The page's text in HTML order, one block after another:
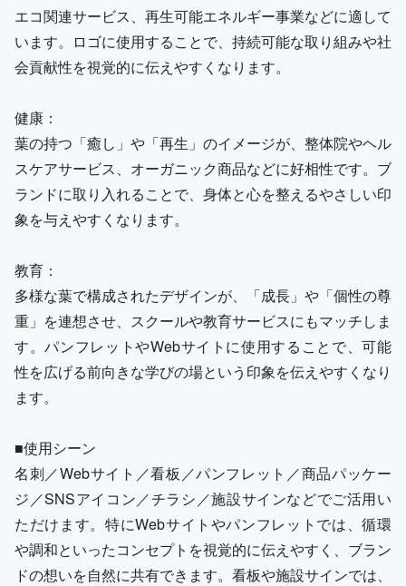
エコ関連サービス、再生可能エネルギー事業などに適して
います。ロゴに使用することで、持続可能な取り組みや社
会貢献性を視覚的に伝えやすくなります。
健康：
葉の持つ「癒し」や「再生」のイメージが、整体院やヘル
スケアサービス、オーガニック商品などに好相性です。ブ
ランドに取り入れることで、身体と心を整えるやさしい印
象を与えやすくなります。
教育：
多様な葉で構成されたデザインが、「成長」や「個性の尊
重」を連想させ、スクールや教育サービスにもマッチしま
す。パンフレットやWebサイトに使用することで、可能
性を広げる前向きな学びの場という印象を伝えやすくなり
ます。
■使用シーン
名刺／Webサイト／看板／パンフレット／商品パッケー
ジ／SNSアイコン／チラシ／施設サインなどでご活用い
ただけます。特にWebサイトやパンフレットでは、循環
や調和といったコンセプトを視覚的に伝えやすく、ブラン
ドの想いを自然に共有できます。看板や施設サインでは、